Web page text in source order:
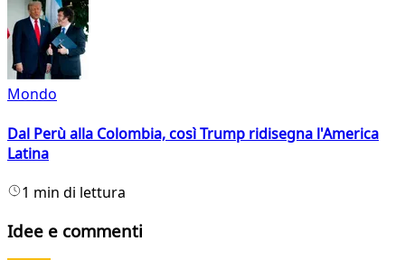
Mondo
Dal Perù alla Colombia, così Trump ridisegna l'America
Latina
1 min di lettura
Idee e commenti